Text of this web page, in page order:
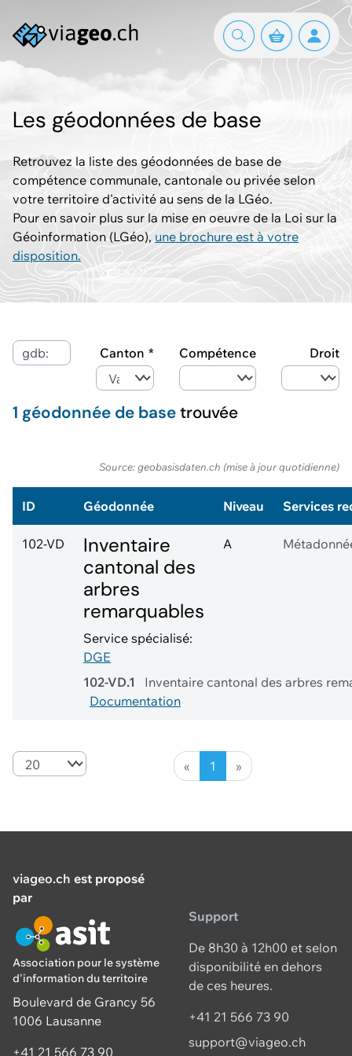
Les géodonnées de base
Retrouvez la liste des géodonnées de base de
compétence communale, cantonale ou privée selon
votre territoire d'activité au sens de la LGéo.
Pour en savoir plus sur la mise en oeuvre de la Loi sur la
Géoinformation (LGéo), une brochure est à votre
disposition.
Mots-clés ou IDCanton Compétence Droit
1 géodonnée de basetrouvée
Source: geobasisdaten.ch (mise à jour quotidienne)
ID Géodonnée Niveau Services
102-VD
Inventaire
cantonal des
arbres
remarquables
Service spécialisé:
DGE
A
102-VD.1
Inventaire cantonal des arbres
Documentation
« 1 »
viageo.ch est proposé
par
Association pour le système
d'information du territoire
Boulevard de Grancy 56
1006 Lausanne
+41 21 566 73 90
Support
De 8h30 à 12h00 et selon
disponibilité en dehors
de ces heures.
+41 21 566 73 90
support@viageo.ch